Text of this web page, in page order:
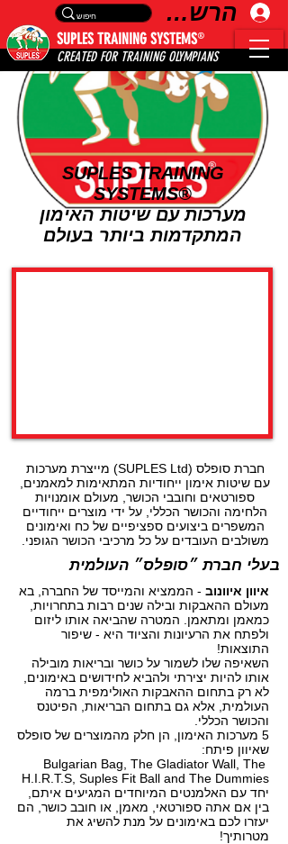
SUPLES TRAINING SYSTEMS®
הרשמה
CREATED FOR TRAINING OLYMPIANS
SUPLES TRAINING
SYSTEMS®
מערכות עם שיטות האימון
המתקדמות ביותר בעולם
חברת סופלס (SUPLES Ltd) מייצרת מערכות
עם שיטות אימון ייחודיות המתאימות למאמנים,
ספורטאים וחובבי הכושר, מעולם אומנויות
הלחימה והכושר הכללי, על ידי מוצרים ייחודיים
המשפרים ביצועים ספציפיים של כח ואימונים
משולבים העובדים על כל מרכיבי הכושר הגופני.
בעלי חברת ״סופלס״ העולמית
איוון איוונוב - הממציא והמייסד של החברה, בא
מעולם ההאבקות ובילה שנים רבות בתחרויות,
כמאמן ומתאמן. המטרה שהביאה אותו ליזום
ולפתח את הרעיונות והציוד היא - שיפור
התוצאות!
השאיפה שלו לשמור על כושר ובריאות מובילה
אותו להיות יצירתי ולהביא לחידושים באימונים,
לא רק בתחום ההאבקות האולימפית ברמה
העולמית, אלא גם בתחום הבריאות, הפיטנס
והכושר הכללי.
5 מערכות האימון, הן חלק מהמוצרים של סופלס
שאיוון פיתח:
Bulgarian Bag, The Gladiator Wall, The
H.I.R.T.S, Suples Fit Ball and The Dummies
יחד עם האלמנטים המיוחדים המגיעים איתם,
בין אם אתה ספורטאי, מאמן, או חובב כושר, הם
יעזרו לכם באימונים על מנת להשיג את
מטרותיך!